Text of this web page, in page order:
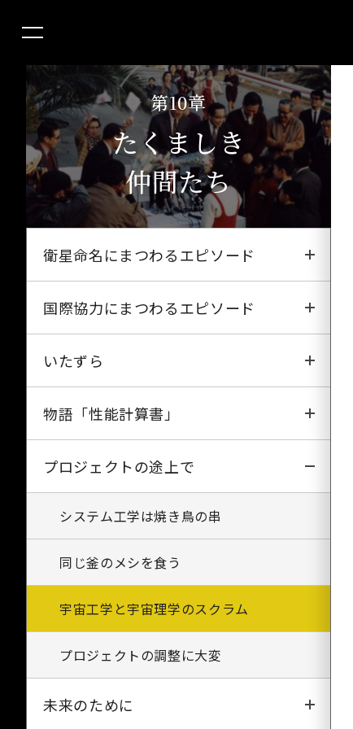
第10章
たくましき
仲間たち
衛星命名にまつわるエピソード
おおすみ
たんせい
はくちょう
ひのとり
てんま
ようこう
はやぶさ
はるか
国際協力にまつわるエピソード
さまざまな「ガイジン」模様
ラーメンの指
わびとさび
いたずら
珍酒《大隅大海》
アロンアルファ事件
物語「性能計算書」
物語「性能計算書」(1)
物語「性能計算書」(2)
物語「性能計算書」(3)
物語「性能計算書」(4)
物語「性能計算書」(5)
プロジェクトの途上で
システム工学は焼き鳥の串
同じ釜のメシを食う
宇宙工学と宇宙理学のスクラム
プロジェクトの調整に大変
未来のために